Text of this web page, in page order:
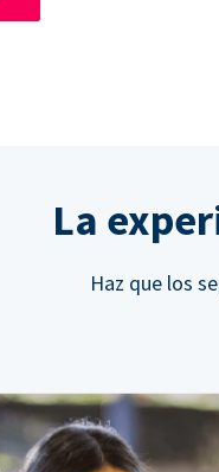
La
Haz que los